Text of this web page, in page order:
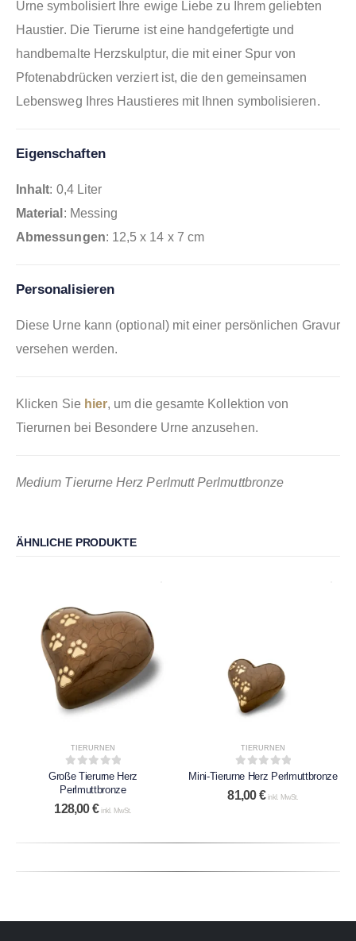
Urne symbolisiert Ihre ewige Liebe zu Ihrem geliebten
Haustier. Die Tierurne ist eine handgefertigte und
handbemalte Herzskulptur, die mit einer Spur von
Pfotenabdrücken verziert ist, die den gemeinsamen
Lebensweg Ihres Haustieres mit Ihnen symbolisieren.
Eigenschaften
Inhalt: 0,4 Liter
Material : Messing
Abmessungen: 12,5 x 14 x 7 cm
Personalisieren
Diese Urne kann (optional) mit einer persönlichen Gravur
versehen werden.
Klicken Sie hier, um die gesamte Kollektion von
Tierurnen bei Besondere Urne anzusehen.
Medium Tierurne Herz Perlmutt Perlmuttbronze
ÄHNLICHE PRODUKTE
TIERURNEN
0out of 5
Große Tierurne Herz
Perlmuttbronze
128,00€ inkl. MwSt.
TIERURNEN
0out of 5
Mini-Tierurne Herz Perlmuttbronze
81,00€ inkl. MwSt.